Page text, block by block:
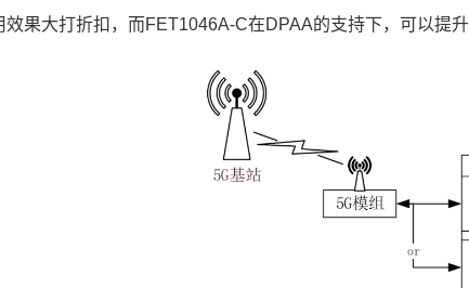
果大打折扣，而FET1046A-C在DPAA的支持下，可以提升